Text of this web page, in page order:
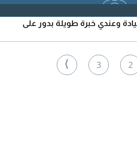
وعندي خبرة طويلة بدور على
2
3
⟩